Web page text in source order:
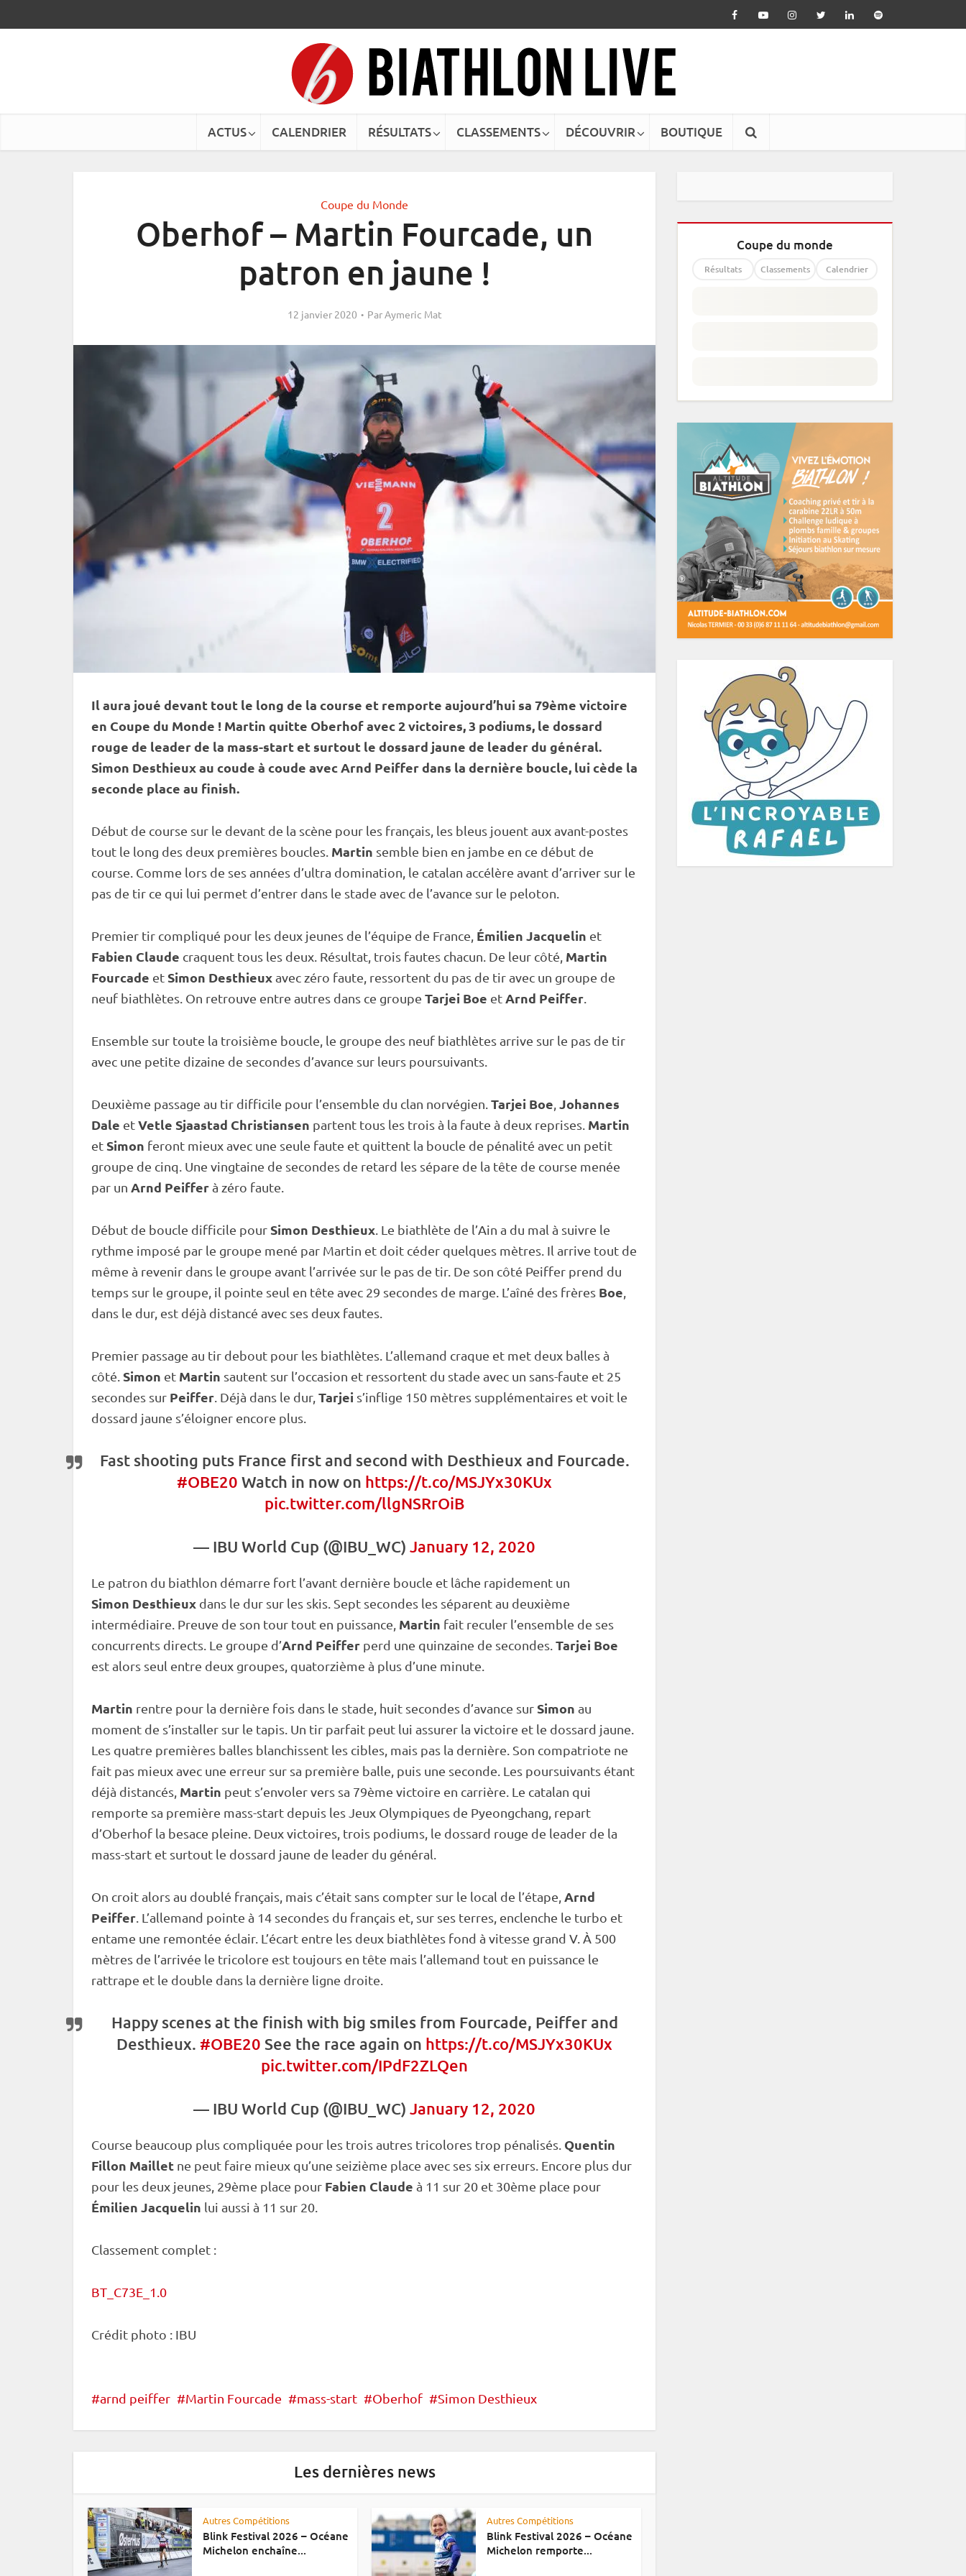
ACTUS CALENDRIER RÉSULTATS CLASSEMENTS DÉCOUVRIR BOUTIQUE
Coupe du Monde
Oberhof – Martin Fourcade, un
patron en jaune !
12 janvier 2020 ParAymeric Mat
Il aura joué devant tout le long de la course et remporte aujourd’hui sa 79ème victoire
en Coupe du Monde ! Martin quitte Oberhofavec 2 victoires, 3 podiums, le dossard
rouge de leader de la mass-start et surtout le dossard jaune de leader du général.
Simon Desthieux au coude à coude avec Arnd Peiffer dans la dernière boucle, lui cède la
seconde place au finish.
Début de course sur le devant de la scène pour les français, les bleus jouent aux avant-postes
tout le long des deux premières boucles. Martin semble bien en jambe en ce début de
course. Comme lors de ses années d’ultra domination, le catalan accélère avant d’arriver sur le
pas de tir ce qui lui permet d’entrer dans le stade avec de l’avance sur le peloton.
Premier tir compliqué pour les deux jeunes de l’équipe de France, Émilien Jacquelin et
Fabien Claude craquent tous les deux. Résultat, trois fautes chacun. De leur côté, Martin
Fourcade et Simon Desthieuxavec zéro faute, ressortent du pas de tiravec un groupe de
neuf biathlètes. On retrouve entre autres dans ce groupe Tarjei Boe etArnd Peiffer
Ensemble sur toute la troisième boucle, le groupe des neuf biathlètes arrive sur le pas de tir
avec une petite dizaine de secondes d’avance sur leurs poursuivants.
Deuxième passage au tir difficile pour l’ensemble du clan norvégien. Tarjei Boe Johannes
Dale etVetle Sjaastad Christiansen partent tous les trois à la faute à deux reprises. Martin
et Simon feront mieux avec une seule faute et quittent la boucle de pénalité avec un petit
groupe de cinq. Une vingtaine de secondes de retard les sépare de la tête de course menée
par un Arnd Peifferà zéro faute.
Début de boucle difficile pour Simon Desthieux . Le biathlète de l’Ain a du mal à suivre le
rythme imposé par le groupe mené par Martin et doit céder quelques mètres. Il arrive tout de
même à revenir dans le groupe avant l’arrivée sur le pas de tir. De son côté Peiffer prend du
temps sur le groupe, il pointe seul en tête avec 29 secondes de marge. L’aîné des frères Boe
dans le dur, est déjà distancé avec ses deux fautes.
Premier passage au tir debout pour les biathlètes. L’allemand craque et met deux balles à
côté. Simon et Martin sautent sur l’occasion et ressortent du stade avec un sans-faute et 25
secondes sur Peiffer . Déjà dans le dur, Tarjei s’inflige 150 mètres supplémentaires et voit le
dossard jaune s’éloigner encore plus.
Fast shooting puts France first and second with Desthieux and Fourcade.
#OBE20 Watch in now on https://t.co/MSJYx30KUx
pic.twitter.com/llgNSRrOiB
— IBU World Cup (@IBU_WC) January 12, 2020
Le patron du biathlon démarre fort l’avant dernière boucle et lâche rapidement un
Simon Desthieux dans le dur sur les skis. Sept secondes les séparent au deuxième
intermédiaire. Preuve de son tour tout en puissance, Martin fait reculer l’ensemble de ses
concurrents directs. Le groupe d’Arnd Peiffer perd une quinzaine de secondes. Tarjei Boe
est alors seul entre deux groupes, quatorzième à plus d’une minute.
Martin rentre pour la dernière fois dans le stade, huit secondes d’avance sur Simon au
moment de s’installer sur le tapis . Un tir parfait peut lui assurer la victoire et le dossard jaune.
Les quatre premières balles blanchissent les cibles, mais pas la dernière. Son compatriote ne
fait pas mieux avec une erreur sur sa première balle, puis une seconde. Les poursuivants étant
déjà distancés, Martin peut s’envoler vers sa 79ème victoire en carrière. Le catalan qui
remporte sa première mass-start depuis les Jeux Olympiques de Pyeongchang , repart
d’Oberhof la besace pleine. Deux victoires, trois podiums, le dossard rouge de leader de la
mass-start et surtout le dossard jaune de leader du général.
On croit alors au doublé français, mais c’était sans compter sur le local de l’étape, Arnd
Peiffer . L’allemand pointe à 14 secondes du français et, sur ses terres, enclenche le turbo et
entame une remontée éclair. L’écart entre les deux biathlètes fond à vitesse grand V. À 500
mètres de l’arrivée le tricolore est toujours en tête mais l’allemand tout en puissance le
rattrape et le double dans la dernière ligne droite.
Happy scenes at the finish with big smiles from Fourcade, Peiffer and
Desthieux. #OBE20 See the race again on https://t.co/MSJYx30KUx
pic.twitter.com/IPdF2ZLQen
— IBU World Cup (@IBU_WC) January 12, 2020
Course beaucoup plus compliquée pour les trois autres tricolores trop pénalisés. Quentin
Fillon Maillet ne peut faire mieux qu’une seizième place avec ses six erreurs. Encore plus dur
pour les deux jeunes, 29ème place pour Fabien Claude à 11 sur 20 et 30ème place pour
Émilien Jacquelin lui aussi à 11 sur 20.
Classement complet :
BT_C73E_1.0
Crédit photo : IBU
arnd peiffer Martin Fourcade mass-start Oberhof Simon Desthieux
Les dernières news
Autres Compétitions
Blink Festival 2026 – Océane
Michelon enchaîne...
Autres Compétitions
Blink Festival 2026 – Océane
Michelon remporte...
Coupe du monde
Résultats Classements Calendrier